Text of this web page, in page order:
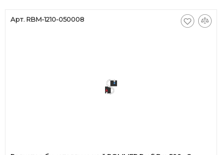
Арт. RBM-1210-050008